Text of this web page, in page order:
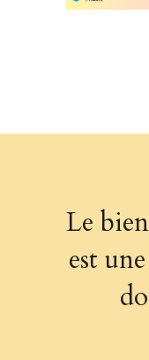
Le
est une